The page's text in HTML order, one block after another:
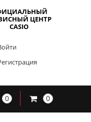
ЦЕНТР
CASIO
0 0